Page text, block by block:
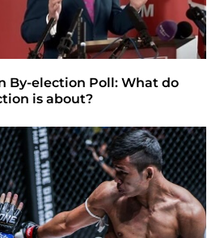
By-election Poll: What do
is about?